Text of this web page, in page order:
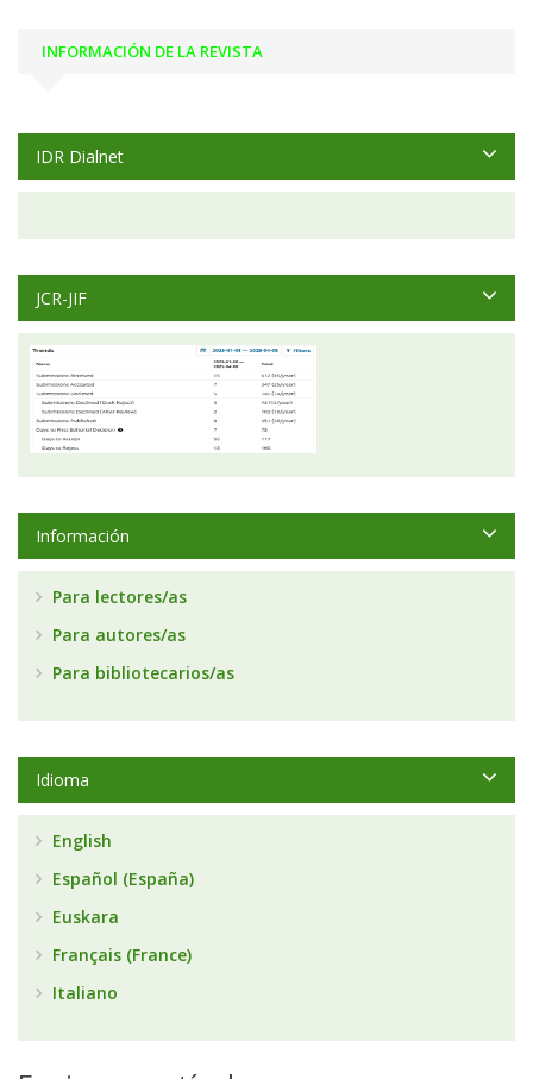
INFORMACIÓN DE LA REVISTA
IDR Dialnet
JCR-JIF
Información
Para lectores/as
Para autores/as
Para bibliotecarios/as
Idioma
English
Español (España)
Euskara
Français (France)
Italiano